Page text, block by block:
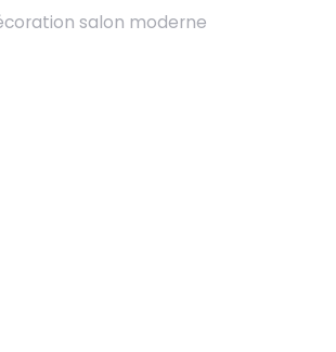
salon moderne